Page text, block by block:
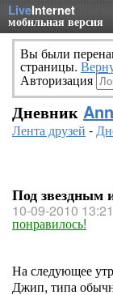
LiveInternet
мобильная версия
Вы были
страницы.
Авторизация
Дневник
Лента друзей -
Под звездным
10-09-2010 13:21
понравилось!
На следующее
Джип, типа